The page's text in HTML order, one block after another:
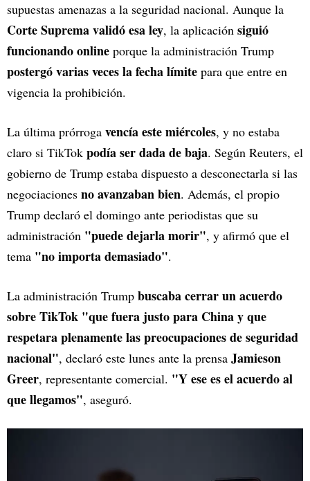
supuestas amenazas a la seguridad nacional. Aunque la
Corte Suprema validó esa ley, la aplicación siguió
funcionando online porque la administración Trump
postergó varias veces la fecha límite para que entre en
vigencia la prohibición.
La última prórroga vencía este miércoles, y no estaba
claro si TikTok podía ser dada de baja. Según Reuters, el
gobierno de Trump estaba dispuesto a desconectarla si las
negociaciones no avanzaban bien. Además, el propio
Trump declaró el domingo ante periodistas que su
administración "puede dejarla morir", y afirmó que el
tema "no importa demasiado".
La administración Trump buscaba cerrar un acuerdo
sobre TikTok "que fuera justo para China y que
respetara plenamente las preocupaciones de seguridad
nacional", declaró este lunes ante la prensa Jamieson
Greer, representante comercial. "Y ese es el acuerdo al
que llegamos", aseguró.